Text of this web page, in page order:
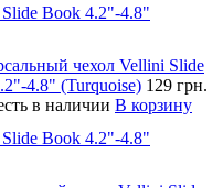
Book 4.2"-4.8"
чехол Vellini Slide
4.8" (Turquoise) 129 грн.
в наличии В корзину
Book 4.2"-4.8"